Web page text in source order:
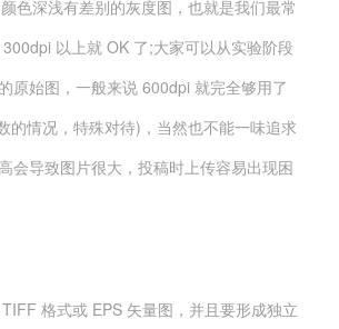
色深浅有差别的灰度图，也就是我们最常
以上就 OK 了;大家可以从实验阶段
原始图，一般来说 600dpi 就完全够用了
的情况，特殊对待)，当然也不能一味追求
会导致图片很大，投稿时上传容易出现困
格式或 EPS 矢量图，并且要形成独立